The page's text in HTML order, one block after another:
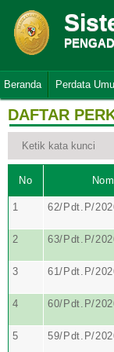
Beranda Perdata
DAFTAR
No
1 62/Pdt.P/
2 63/Pdt.P/
3 61/Pdt.P/
4 60/Pdt.P/
5 59/Pdt.P/